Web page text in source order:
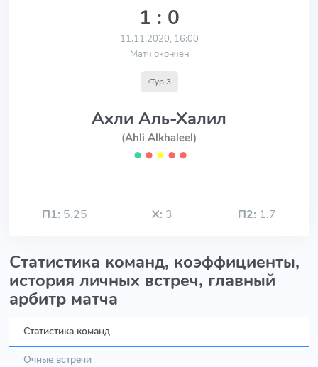
1 : 0
11.11.2020, 16:00
Матч окончен
Тур 3
Ахли Аль-Халил
(Ahli Alkhaleel)
⬤ ⬤ ⬤ ⬤ ⬤
П1: 5.25 Х: 3 П2: 1.7
Статистика команд, коэффициенты,
история личных встреч, главный
арбитр матча
Статистика команд
Очные встречи